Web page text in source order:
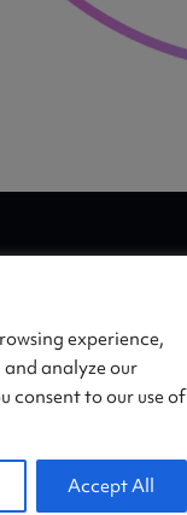
experience,
and analyze our
consent to our use of
Accept All